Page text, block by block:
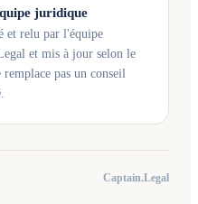
juridique
et relu par l'équipe
et mis à jour selon le
pas un conseil
Captain.Legal